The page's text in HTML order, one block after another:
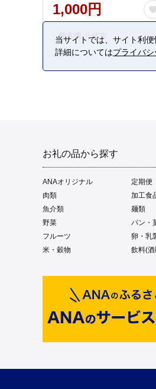
1,000円
熊本県 八代市
お礼の品から探す
ANAオリジナル 定期便
肉類
加工食
魚介類
麺類
野菜
パン・
フルーツ
卵・乳
米・穀物
飲料(
当サイトでは、サイト利
詳細についてはプライバ